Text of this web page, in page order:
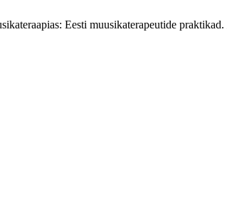
Eesti muusikaterapeutide praktikad.